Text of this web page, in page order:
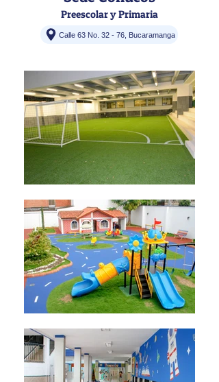
Preescolar y Primaria
Calle 63 No. 32 - 76, Bucaramanga